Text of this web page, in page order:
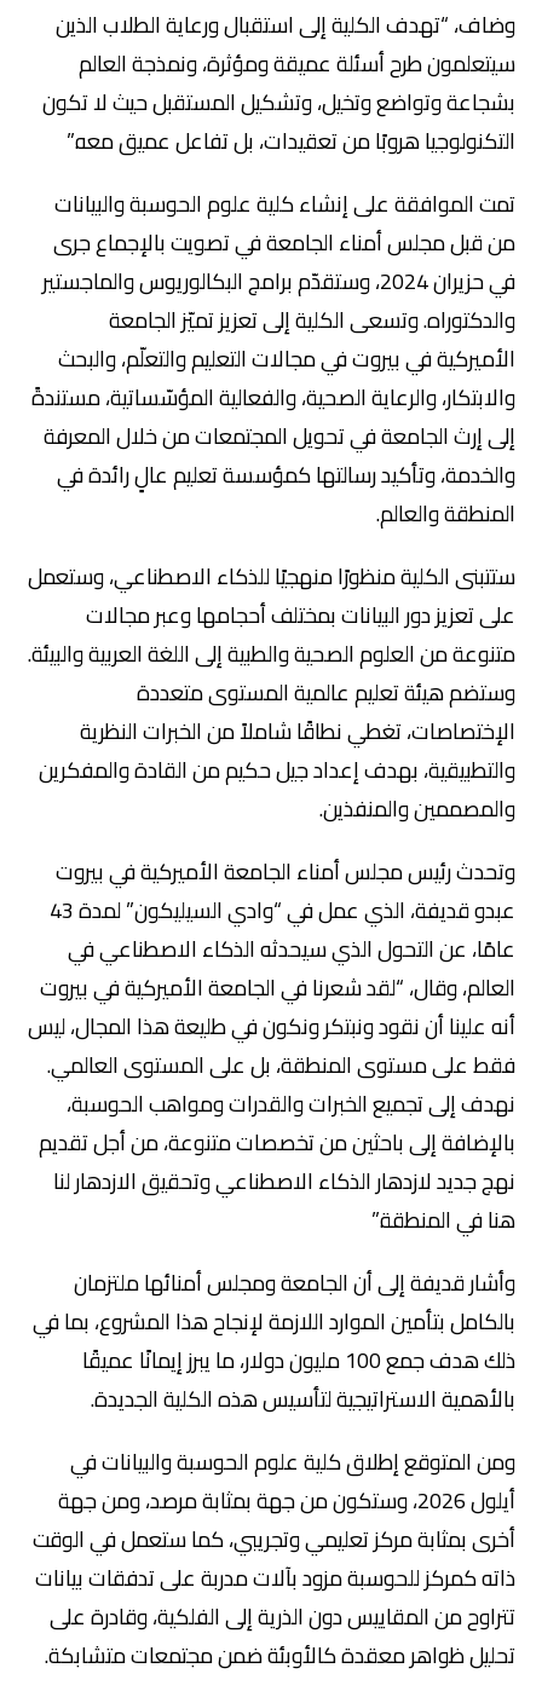
وضاف، “تهدف الكلية إلى استقبال ورعاية الطلاب الذين
سيتعلمون طرح أسئلة عميقة ومؤثرة، ونمذجة العالم
بشجاعة وتواضع وتخيل، وتشكيل المستقبل حيث لا تكون
التكنولوجيا هروبًا من تعقيدات، بل تفاعل عميق معه.”
تمت الموافقة على إنشاء كلية علوم الحوسبة والبيانات
من قبل مجلس أمناء الجامعة في تصويت بالإجماع جرى
في حزيران 2024، وستقدّم برامج البكالوريوس والماجستير
والدكتوراه. وتسعى الكلية إلى تعزيز تميّز الجامعة
الأميركية في بيروت في مجالات التعليم والتعلّم، والبحث
والابتكار، والرعاية الصحية، والفعالية المؤسّساتية، مستندةً
إلى إرث الجامعة في تحويل المجتمعات من خلال المعرفة
والخدمة، وتأكيد رسالتها كمؤسسة تعليم عالٍ رائدة في
المنطقة والعالم.
ستتبنى الكلية منظورًا منهجيًا للذكاء الاصطناعي، وستعمل
على تعزيز دور البيانات بمختلف أحجامها وعبر مجالات
متنوعة من العلوم الصحية والطبية إلى اللغة العربية والبيئة.
وستضم هيئة تعليم عالمية المستوى متعددة
الإختصاصات، تغطي نطاقًا شاملاً من الخبرات النظرية
والتطبيقية، بهدف إعداد جيل حكيم من القادة والمفكرين
والمصممين والمنفذين.
وتحدث رئيس مجلس أمناء الجامعة الأميركية في بيروت
عبدو قديفة، الذي عمل في “وادي السيليكون” لمدة 43
عامًا، عن التحول الذي سيحدثه الذكاء الاصطناعي في
العالم، وقال، “لقد شعرنا في الجامعة الأميركية في بيروت
أنه علينا أن نقود ونبتكر ونكون في طليعة هذا المجال، ليس
فقط على مستوى المنطقة، بل على المستوى العالمي.
نهدف إلى تجميع الخبرات والقدرات ومواهب الحوسبة،
بالإضافة إلى باحثين من تخصصات متنوعة، من أجل تقديم
نهج جديد لازدهار الذكاء الاصطناعي وتحقيق الازدهار لنا
هنا في المنطقة.”
وأشار قديفة إلى أن الجامعة ومجلس أمنائها ملتزمان
بالكامل بتأمين الموارد اللازمة لإنجاح هذا المشروع، بما في
ذلك هدف جمع 100 مليون دولار، ما يبرز إيمانًا عميقًا
بالأهمية الاستراتيجية لتأسيس هذه الكلية الجديدة.
ومن المتوقع إطلاق كلية علوم الحوسبة والبيانات في
أيلول 2026، وستكون من جهة بمثابة مرصد، ومن جهة
أخرى بمثابة مركز تعليمي وتجريبي، كما ستعمل في الوقت
ذاته كمركز للحوسبة مزود بآلات مدربة على تدفقات بيانات
تتراوح من المقاييس دون الذرية إلى الفلكية، وقادرة على
تحليل ظواهر معقدة كالأوبئة ضمن مجتمعات متشابكة.